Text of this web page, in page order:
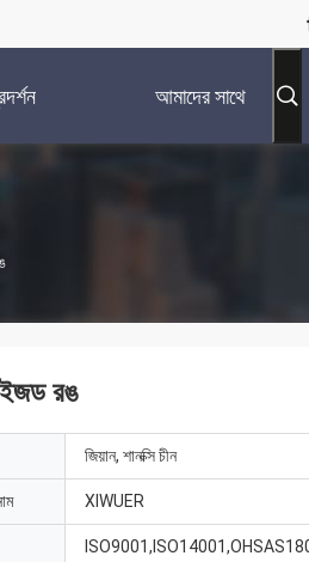
আমাদের সাথে
রঙ
জিয়ান, শানক্সি চীন
XIWUER